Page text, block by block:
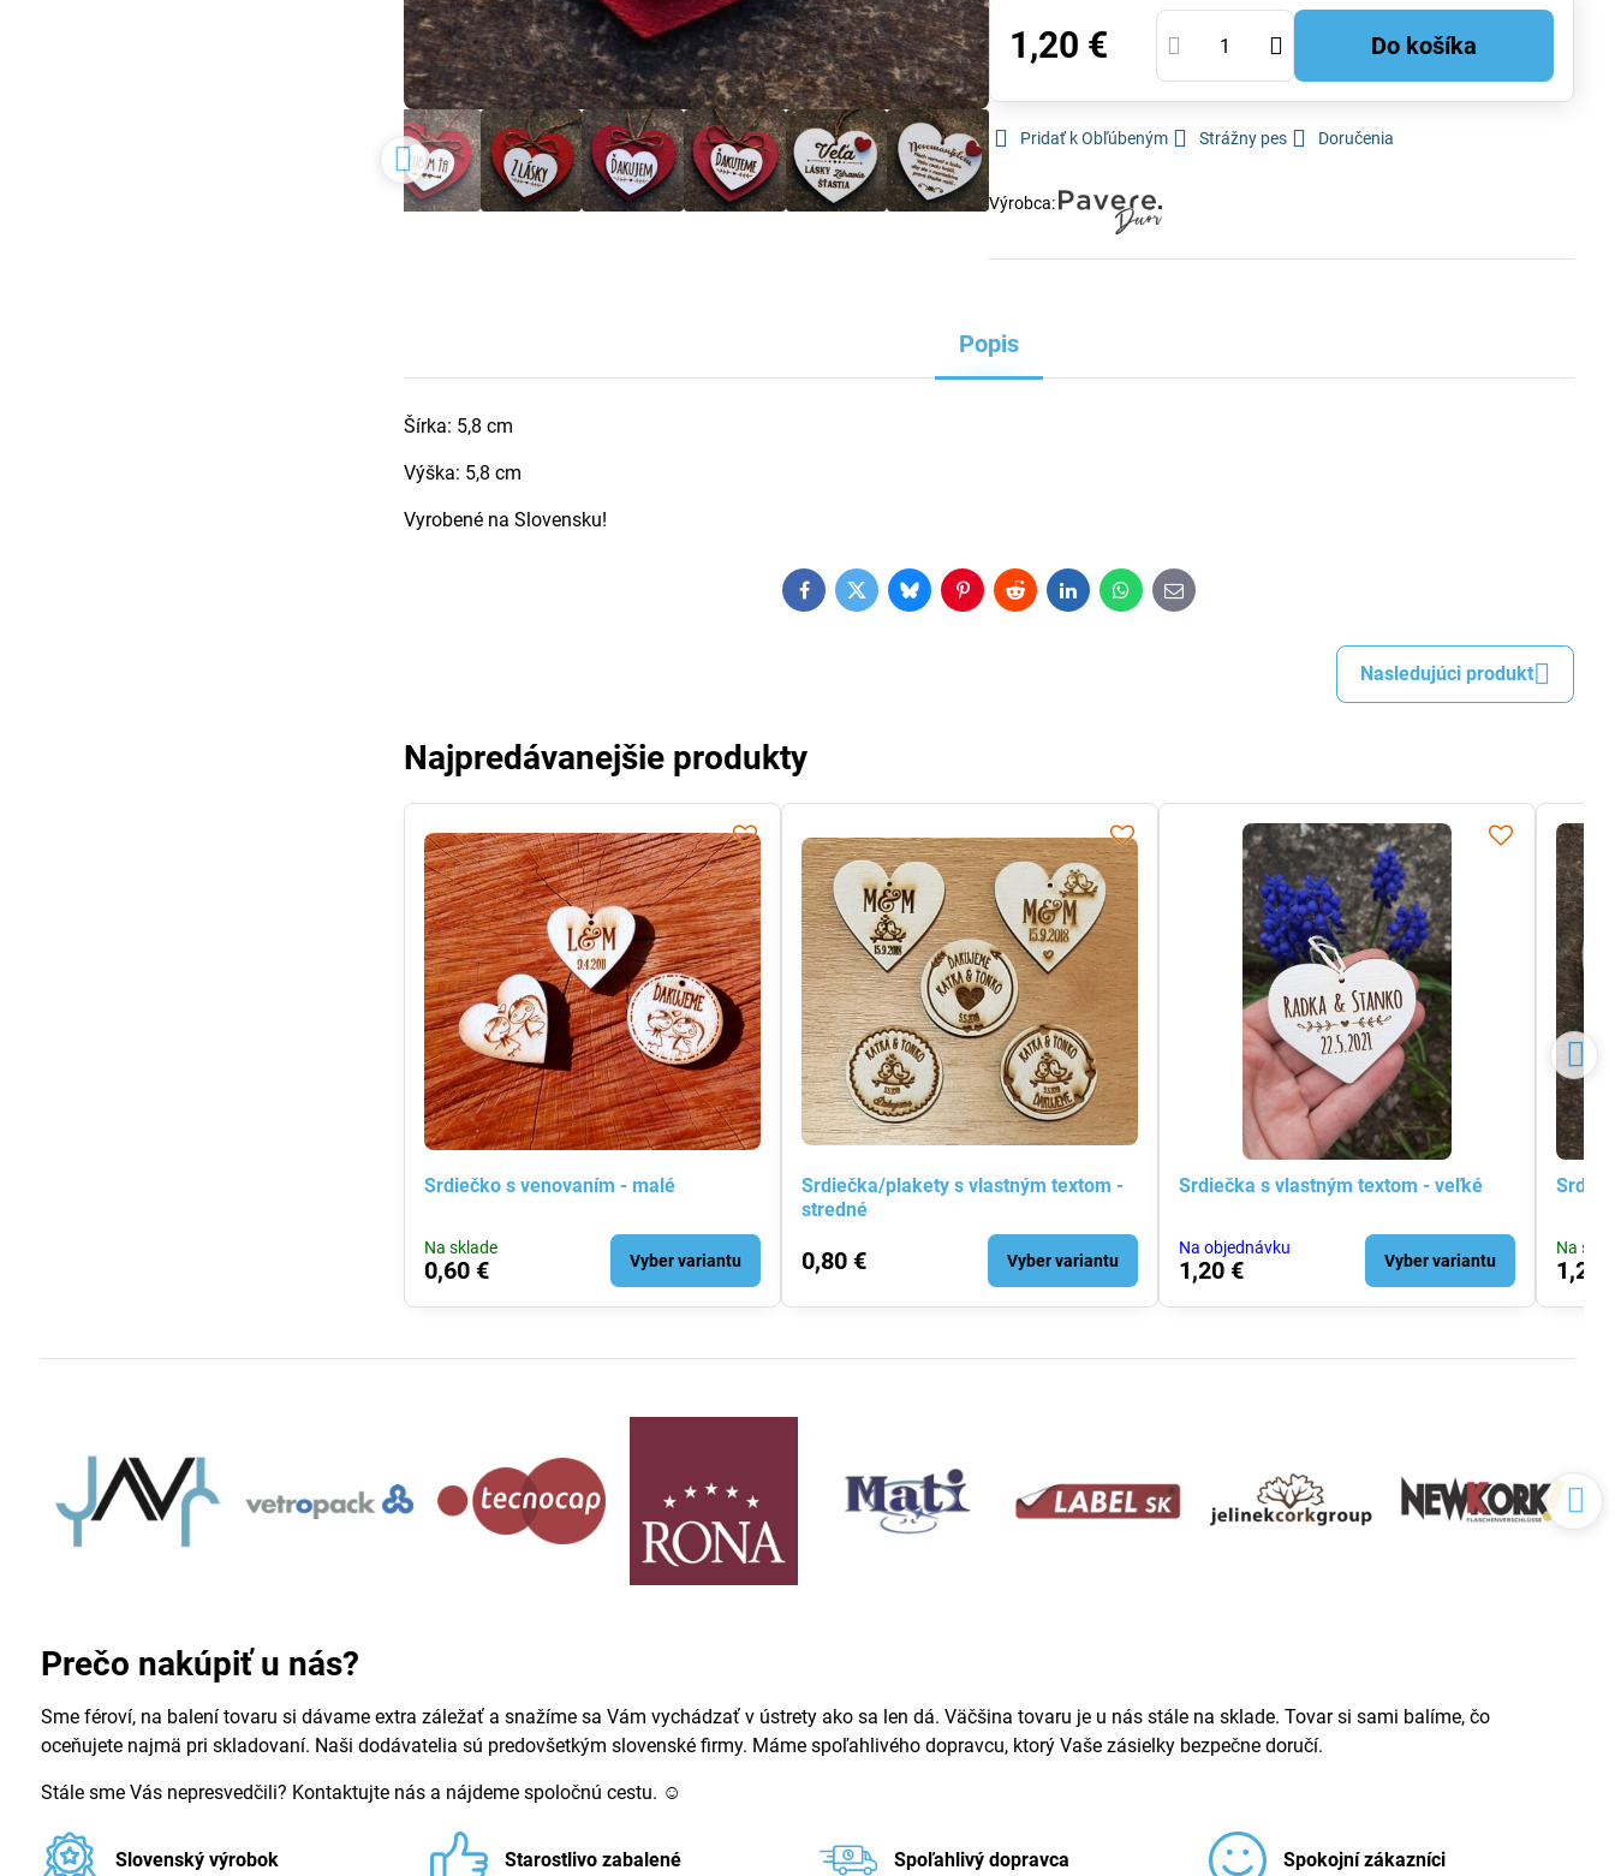
1,20 € Do košíka
Pridať k Obľúbeným Strážny pes Doručenia
Výrobca:
Popis
Šírka: 5,8 cm
Výška: 5,8 cm
Vyrobené na Slovensku!
FacebookTwitterBlueskyPinterestRedditLinkedInWhatsApp
E-
mail
Nasledujúci produkt
Najpredávanejšie produkty
Srdiečko s venovaním - malé
Na sklade
0,60 € Vyber variantu
Srdiečka/plakety s vlastným textom -
stredné
0,80 € Vyber variantu
Srdiečka s vlastným textom - veľké
Na objednávku
1,20 € Vyber variantu
Na
1,20
Prečo nakúpiť u nás?
Sme féroví, na balení tovaru si dávame extra záležať a snažíme sa Vám vychádzať v ústrety ako sa len dá. Väčšina tovaru je u nás stále na sklade. Tovar si sami balíme, čo
oceňujete najmä pri skladovaní. Naši dodávatelia sú predovšetkým slovenské firmy. Máme spoľahlivého dopravcu, ktorý Vaše zásielky bezpečne doručí.
Stále sme Vás nepresvedčili? Kontaktujte nás a nájdeme spoločnú cestu. ☺
Slovenský výrobok Starostlivo zabalené Spoľahlivý dopravca Spokojní zákazníci